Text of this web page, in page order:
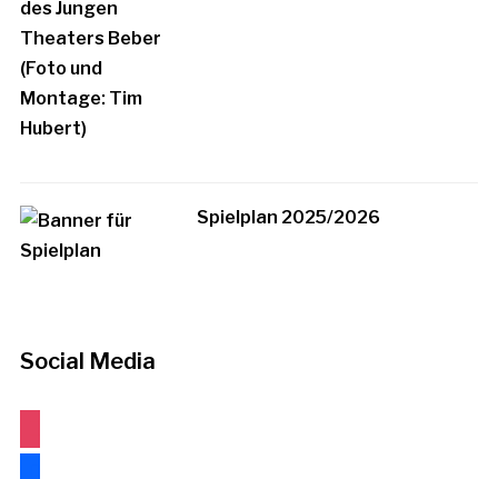
Spielplan 2025/2026
Social Media